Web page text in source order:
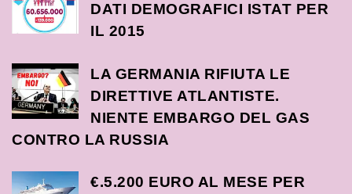
DATI DEMOGRAFICI ISTAT PER
IL 2015
LA GERMANIA RIFIUTA LE
DIRETTIVE ATLANTISTE.
NIENTE EMBARGO DEL GAS
CONTRO LA RUSSIA
€.5.200 EURO AL MESE PER